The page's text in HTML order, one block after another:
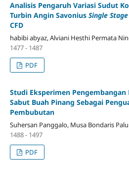
Analisis Pengaruh Variasi Sudut
Turbin Angin Savonius Single Stage
CFD
habibi abyaz, Alviani Hesthi Permata
1477 - 1487
PDF
Studi Eksperimen
Sabut Buah Pinang Sebagai
Pembubutan
Suhersan Panggalo, Musa Bondaris
1488 - 1497
PDF